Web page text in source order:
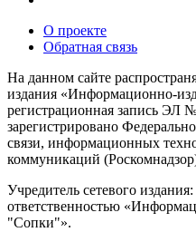
О проекте
Обратная связь
На данном сайте
издания «Информационно-
регистрационная запись ЭЛ
зарегистрировано
связи, информационных
коммуникаций
Учредитель сетевого
ответственностью
"Сопки"».